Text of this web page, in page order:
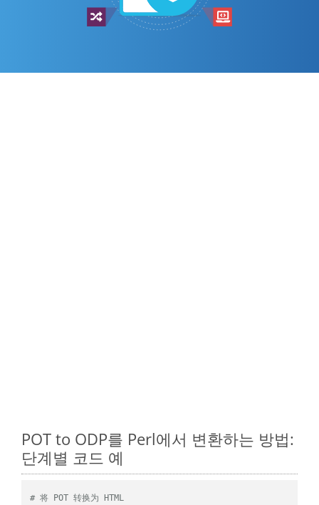
POT to ODP를 Perl에서 변환하는 방법:
단계별 코드 예
# 将 POT 转换为 HTML